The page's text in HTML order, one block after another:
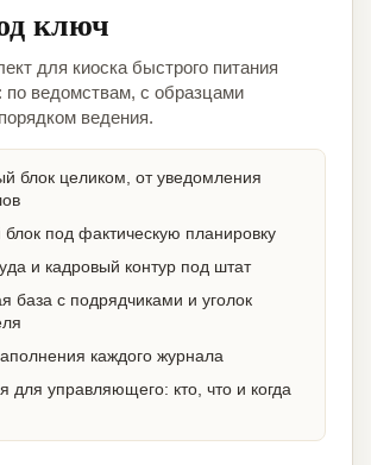
ключ
для киоска быстрого питания
по ведомствам, с образцами
ведения.
блок целиком, от уведомления
под фактическую планировку
и кадровый контур под штат
база с подрядчиками и уголок
каждого журнала
для управляющего: кто, что и когда